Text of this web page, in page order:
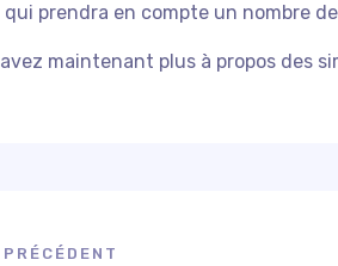
prendra en compte un nombre
maintenant plus à propos des